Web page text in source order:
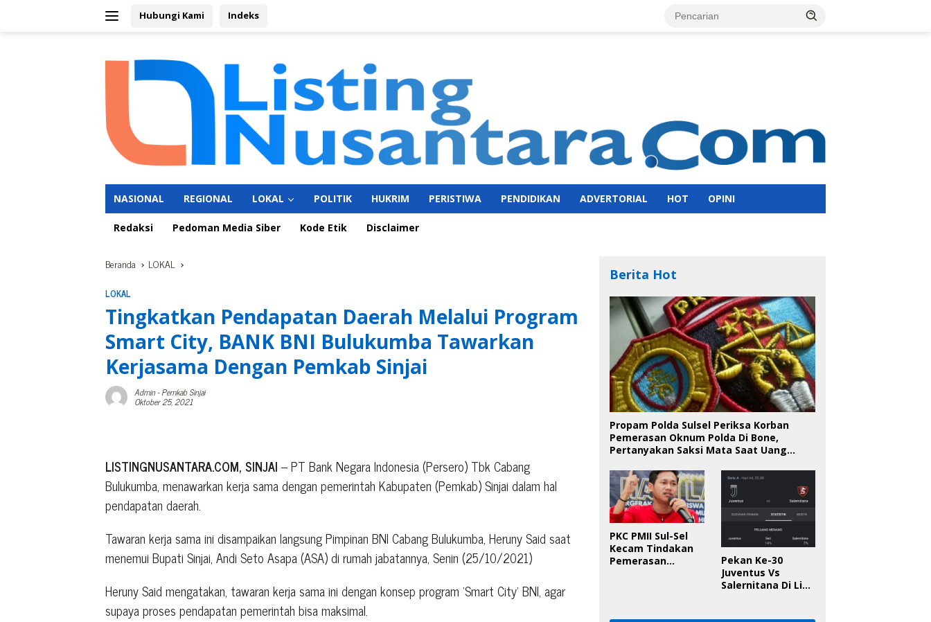
Hubungi Kami Indeks
NASIONAL REGIONAL LOKAL POLITIK HUKRIM PERISTIWA PENDIDIKAN ADVERTORIAL HOT OPINI
Redaksi Pedoman Media Siber Kode Etik Disclaimer
Beranda LOKAL
LOKAL
Tingkatkan Pendapatan Daerah Melalui Program
Smart City, BANK BNI Bulukumba Tawarkan
Kerjasama Dengan Pemkab Sinjai
Admin-Pemkab Sinjai
Oktober 25, 2021
LISTINGNUSANTARA.COM, SINJAI – PT Bank Negara Indonesia (Persero) Tbk Cabang
Bulukumba, menawarkan kerja sama dengan pemerintah Kabupaten (Pemkab) Sinjai dalam hal
pendapatan daerah.
Tawaran kerja sama ini disampaikan langsung Pimpinan BNI Cabang Bulukumba, Heruny Said saat
menemui Bupati Sinjai, Andi Seto Asapa (ASA) di rumah jabatannya, Senin (25/10/2021)
Heruny Said mengatakan, tawaran kerja sama ini dengan konsep program ‘Smart City’ BNI, agar
supaya proses pendapatan pemerintah bisa maksimal.
Berita Hot
Propam Polda Sulsel Periksa Korban
Pemerasan Oknum Polda Di Bone,
Pertanyakan Saksi Mata Saat Uang
PKC PMII Sul-Sel
Kecam Tindakan
Pemerasan
Pekan Ke-30
Juventus Vs
Salernitana Di Liga